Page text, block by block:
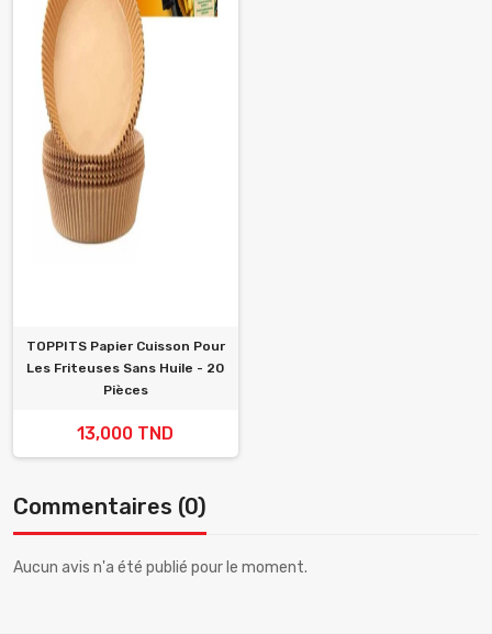
TOPPITS Papier Cuisson Pour
Les Friteuses Sans Huile - 20
Pièces
13,000 TND
Commentaires (0)
Aucun avis n'a été publié pour le moment.